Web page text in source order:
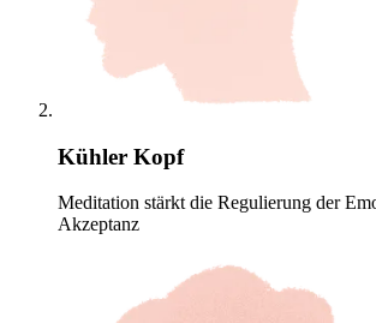
Kühler Kopf
Meditation stärkt die Regulierung der
Akzeptanz